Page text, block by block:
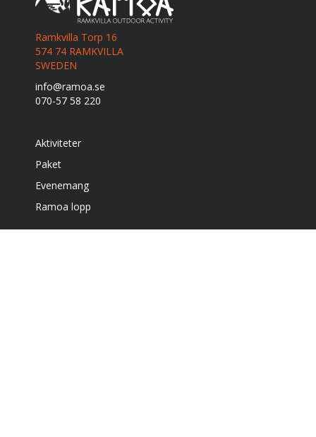
Ramkvilla Torp 16
574 74 RAMKVILLA
SWEDEN
info@ramoa.se
070-57 58 220
Aktiviteter
Paket
Evenemang
Ramoa lopp